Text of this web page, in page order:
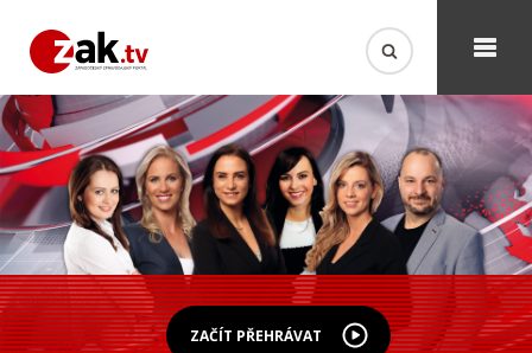
ZAČÍT PŘEHRÁVAT